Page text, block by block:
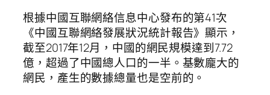
根據中國互聯網絡信息中心發布的第41次
《中國互聯網絡發展狀況統計報告》顯示，
截至2017年12月，中國的網民規模達到7.72
億，超過了中國總人口的一半。基數龐大的
網民，產生的數據總量也是空前的。